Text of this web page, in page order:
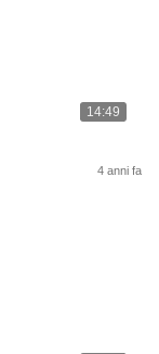
14:49
4 anni fa